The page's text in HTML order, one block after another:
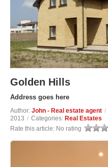
Golden Hills
Address goes here
Author: John - Real estate agent /
2013 / Categories: Real Estates
Rate this article: No rating